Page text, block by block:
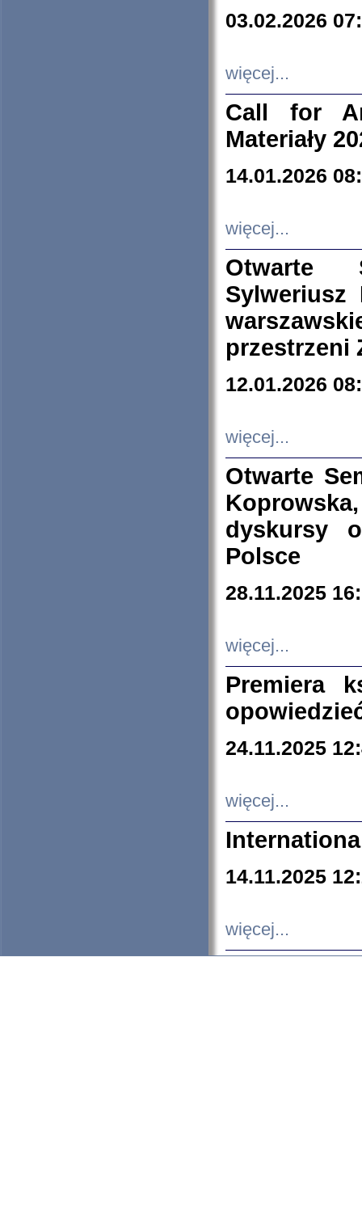
03.02.2026
więcej...
Call for
Materiały
14.01.2026
więcej...
Otwarte
Sylweriusz
przestrzeni
12.01.2026
więcej...
Otwarte
dyskursy
Polsce
28.11.2025
więcej...
Premiera
24.11.2025
więcej...
14.11.2025
więcej...